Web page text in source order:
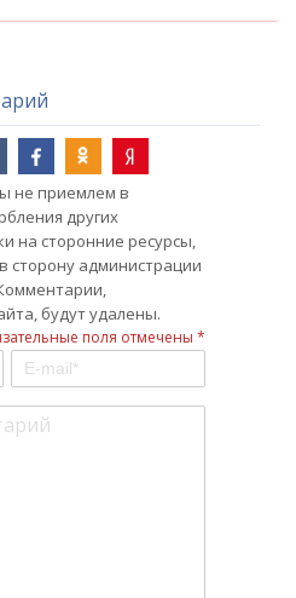
не приемлем в
других
на сторонние ресурсы,
сторону администрации
будут удалены.
поля отмечены *